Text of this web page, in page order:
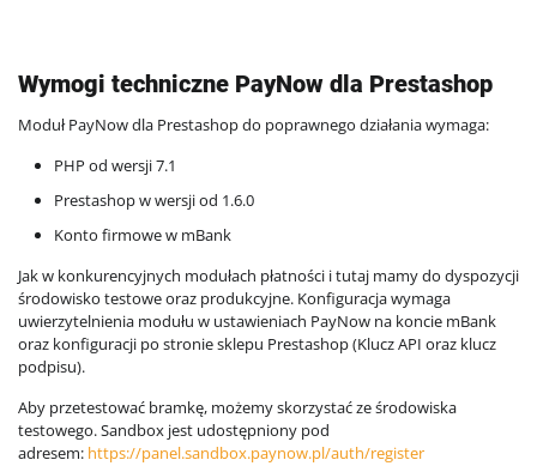
Wymogi techniczne PayNow dla Prestashop
Moduł PayNow dla Prestashop do poprawnego działania wymaga:
PHP od wersji 7.1
Prestashop w wersji od 1.6.0
Konto firmowe w mBank
Jak w konkurencyjnych modułach płatności i tutaj mamy do dyspozycji
środowisko testowe oraz produkcyjne. Konfiguracja wymaga
uwierzytelnienia modułu w ustawieniach PayNow na koncie mBank
oraz konfiguracji po stronie sklepu Prestashop (Klucz API oraz klucz
podpisu).
Aby przetestować bramkę, możemy skorzystać ze środowiska
testowego. Sandbox jest udostępniony pod
adresem: https://panel.sandbox.paynow.pl/auth/register